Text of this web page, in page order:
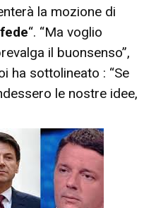
la mozione di
“. “Ma voglio
il buonsenso”,
ha sottolineato : “Se
le nostre idee,